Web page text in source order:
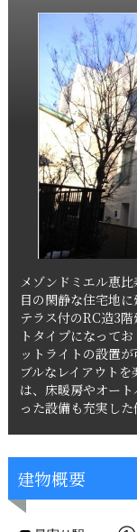
メゾンドミエル恵
目の閑静な住宅地
テラス付のRC造3
トタイプになって
ットライトの設置
ブルなレイアウト
は、床暖房やオー
った設備も充実した
建物概要